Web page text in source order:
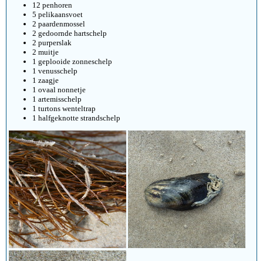
12 penhoren
5 pelikaansvoet
2 paardenmossel
2 gedoornde hartschelp
2 purperslak
2 muitje
1 geplooide zonneschelp
1 venusschelp
1 zaagje
1 ovaal nonnetje
1 artemisschelp
1 turtons wenteltrap
1 halfgeknotte strandschelp